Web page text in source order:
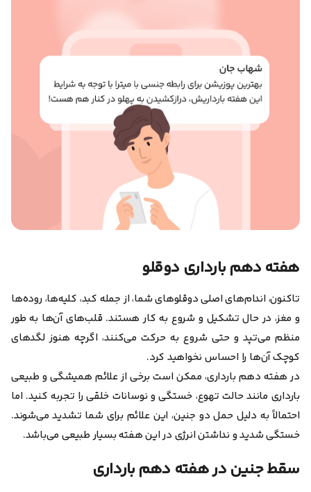
هفته دهم بارداری دوقلو
تاکنون، اندام‌های اصلی دوقلوهای شما، از جمله کبد، کلیه‌ها، روده‌ها
و مغز، در حال تشکیل و شروع به کار هستند. قلب‌های آن‌ها به طور
منظم می‌تپد و حتی شروع به حرکت می‌کنند، اگرچه هنوز لگدهای
کوچک آن‌ها را احساس نخواهید کرد.
در هفته دهم بارداری، ممکن است برخی از علائم همیشگی و طبیعی
بارداری مانند حالت تهوع، خستگی و نوسانات خلقی را تجربه کنید. اما
احتمالاً به دلیل حمل دو جنین، این علائم برای شما تشدید می‌شوند.
خستگی شدید و نداشتن انرژی در این هفته بسیار طبیعی می‌باشد.
سقط جنین در هفته دهم بارداری